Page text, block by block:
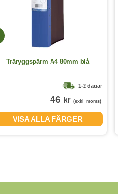
Träryggspärm A4 80mm blå
1-2 dagar
46 kr (exkl. moms)
VISA ALLA FÄRGER